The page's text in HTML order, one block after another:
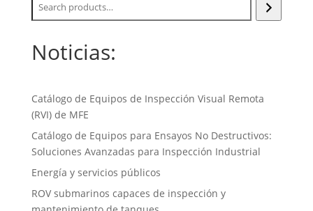
Noticias:
Catálogo de Equipos de Inspección Visual Remota
(RVI) de MFE
Catálogo de Equipos para Ensayos No Destructivos:
Soluciones Avanzadas para Inspección Industrial
Energía y servicios públicos
ROV submarinos capaces de inspección y